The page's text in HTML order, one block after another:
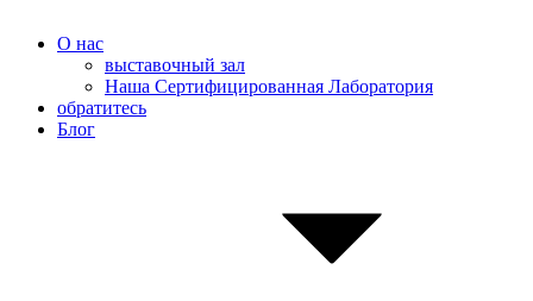
О нас
выставочный зал
Наша Сертифицированная Лаборатория
обратитесь
Блог